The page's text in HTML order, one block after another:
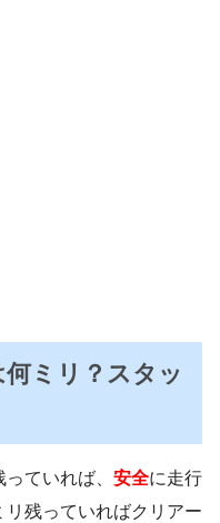
ミリ？スタッ
っていれば、 安全に走行
リ残っていればクリアー